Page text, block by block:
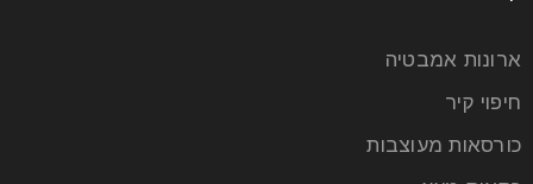
ארונות אמבטיה
חיפוי קיר
כורסאות מעוצבות